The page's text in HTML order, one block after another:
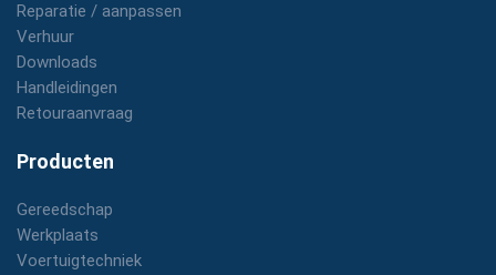
Reparatie / aanpassen
Verhuur
Downloads
Handleidingen
Retouraanvraag
Producten
Gereedschap
Werkplaats
Voertuigtechniek